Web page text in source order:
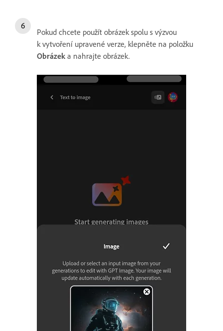
Pokud chcete použít obrázek spolu s výzvou
k vytvoření upravené verze, klepněte na položku
Obrázek a nahrajte obrázek.